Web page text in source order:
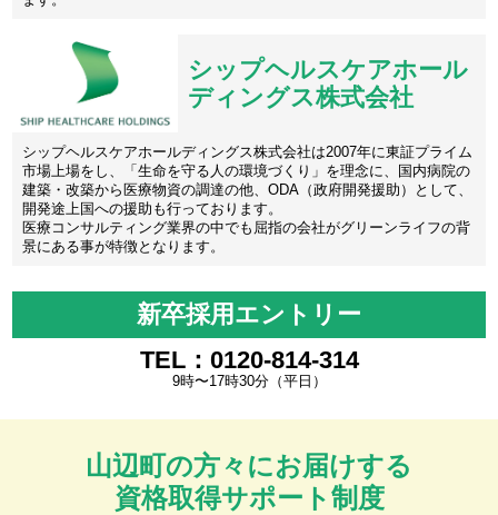
シップヘルスケアホール
ディングス株式会社
シップヘルスケアホールディングス株式会社は2007年に東証プライム
市場上場をし、「生命を守る人の環境づくり」を理念に、国内病院の
建築・改築から医療物資の調達の他、ODA（政府開発援助）として、
開発途上国への援助も行っております。
医療コンサルティング業界の中でも屈指の会社がグリーンライフの背
景にある事が特徴となります。
新卒採用エントリー
TEL：0120-814-314
9時〜17時30分（平日）
山辺町の方々にお届けする
資格取得サポート制度